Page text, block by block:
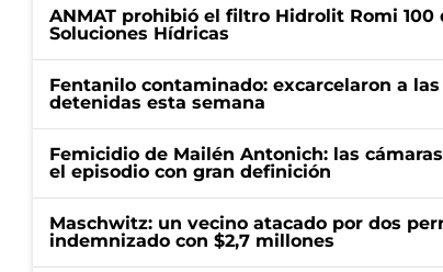
ANMAT prohibió el filtro Hidrolit Romi 100
Soluciones Hídricas
Fentanilo contaminado: excarcelaron a
detenidas esta semana
Femicidio de Mailén Antonich: las
el episodio con gran definición
Maschwitz: un vecino atacado por dos
indemnizado con $2,7 millones